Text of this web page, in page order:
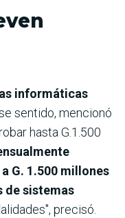
informáticas
sentido, mencionó
hasta G.1.500
G. 1.500 millones
de sistemas
precisó.